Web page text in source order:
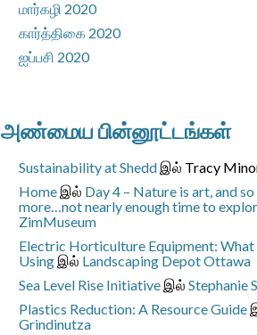
மார்கழி 2020
கார்த்திகை 2020
ஐப்பசி 2020
அண்மைய பின்னூட்டங்கள்
Sustainability at Shedd இல் Tracy
Home இல் Day 4 – Nature is art, and
more…not nearly enough time to
ZimMuseum
Electric Horticulture Equipment: What
Using இல் Landscaping Depot Ottawa
Sea Level Rise Initiative இல்Stephanie
Plastics Reduction: A Resource Guide
Grindinutza